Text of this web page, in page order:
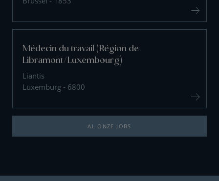
Médecin du travail (Région de
Libramont/Luxembourg)
Liantis
Luxemburg - 6800
AL ONZE JOBS